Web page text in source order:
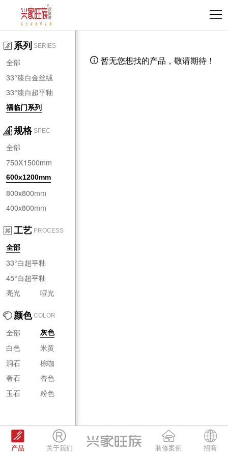
系列 SERIES
全部
33°臻白金丝绒
33°臻白超平釉
福临门系列
规格 SPEC
全部
750X1500mm
600x1200mm
800x800mm
400x800mm
工艺 PROCESS
全部
33°白超平釉
45°白超平釉
亮光
哑光
颜色 COLOR
全部 灰色
白色
米黄
洞石
棕咖
奢石
杏色
玉石
粉色
 暂无您想找的产品，敬请期待！
产品 关于我们 装修案例 招商